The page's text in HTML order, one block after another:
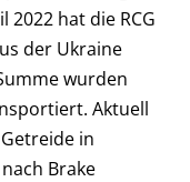
2022 hat die RCG
der Ukraine
wurden
Aktuell
in
Brake